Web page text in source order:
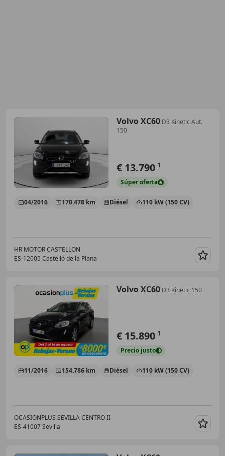
Volvo XC60 D3 Kinetic Aut.
150
€ 13.790 1
Súperoferta
04/2016 170.478 km Diésel 110 kW (150 CV)
HR MOTOR CASTELLON
ES-12005 Castelló de la Plana
Volvo XC60 D3 Kinetic 150
€ 15.890 1
Precio justo
11/2016 154.786 km Diésel 110 kW (150 CV)
OCASIONPLUS SEVILLA CENTRO II
ES-41007 Sevilla